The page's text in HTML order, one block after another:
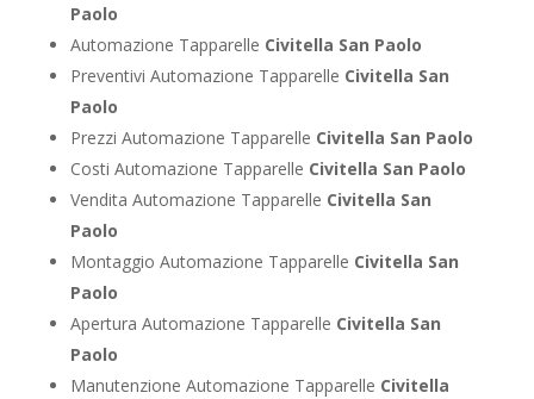
Paolo
Automazione Tapparelle Civitella San Paolo
Preventivi Automazione Tapparelle Civitella San
Paolo
Prezzi Automazione Tapparelle Civitella San Paolo
Costi Automazione Tapparelle Civitella San Paolo
Vendita Automazione Tapparelle Civitella San
Paolo
Montaggio Automazione Tapparelle Civitella San
Paolo
Apertura Automazione Tapparelle Civitella San
Paolo
Manutenzione Automazione Tapparelle Civitella